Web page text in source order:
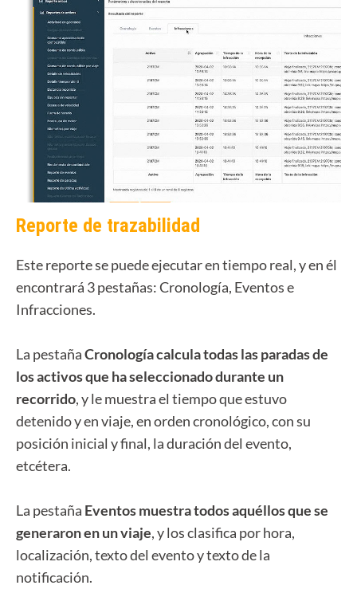
Reporte de trazabilidad
Este reporte se puede ejecutar en tiempo real, y en él
encontrará 3 pestañas: Cronología, Eventos e
Infracciones.
La pestañaCronología calcula todas las paradas de
los activos que ha seleccionado durante un
recorrido, y le muestra el tiempo que estuvo
detenido y en viaje, en orden cronológico, con su
posición inicial y final, la duración del evento,
etcétera.
La pestaña Eventos muestra todos aquéllos que se
generaron en un viaje, y los clasifica por hora,
localización, texto del evento y texto de la
notificación.